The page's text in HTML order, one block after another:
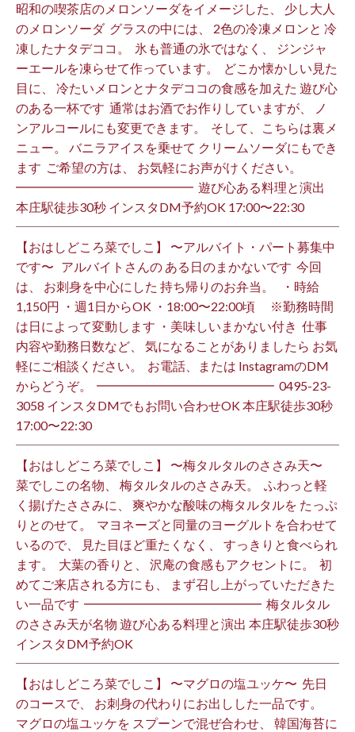
昭和の喫茶店のメロンソーダをイメージした、 少し大人
のメロンソーダ ⁡ グラスの中には、 2色の冷凍メロンと 冷
凍したナタデココ。 ⁡ 氷も普通の氷ではなく、 ジンジャ
ーエールを凍らせて作っています。 ⁡ どこか懐かしい見た
目に、 冷たいメロンとナタデココの食感を加えた 遊び心
のある一杯です ⁡ 通常はお酒でお作りしていますが、 ノ
ンアルコールにも変更できます。 ⁡ そして、こちらは裏メ
ニュー。 バニラアイスを乗せて クリームソーダにもでき
ます ⁡ ご希望の方は、 お気軽にお声がけください。 ⁡
━━━━━━━━━━━━━━ ⁡ 遊び心ある料理と演出
本庄駅徒歩30秒 インスタDM予約OK 17:00〜22:30 ⁡
【おはしどころ菜でしこ】 〜アルバイト・パート募集中
です〜 ⁡ ⁡ アルバイトさんの ある日のまかないです ⁡ 今回
は、 お刺身を中心にした 持ち帰りのお弁当。 ⁡ ⁡ ・時給
1,150円 ・週1日からOK ・18:00〜22:00頃 ※勤務時間
は日によって変動します ・美味しいまかない付き ⁡ 仕事
内容や勤務日数など、 気になることがありましたら お気
軽にご相談ください。 ⁡ お電話、または InstagramのDM
からどうぞ。 ⁡ ━━━━━━━━━━━━━━ ⁡ ️0495-23-
3058 インスタDMでもお問い合わせOK 本庄駅徒歩30秒
17:00〜22:30 ⁡
【おはしどころ菜でしこ】 〜梅タルタルのささみ天〜 ⁡
菜でしこの名物、 梅タルタルのささみ天。 ⁡ ふわっと軽
く揚げたささみに、 爽やかな酸味の梅タルタルを たっぷ
りとのせて。 ⁡ マヨネーズと同量のヨーグルトを合わせて
いるので、 見た目ほど重たくなく、 すっきりと食べられ
ます。 ⁡ 大葉の香りと、 沢庵の食感もアクセントに。 ⁡ 初
めてご来店される方にも、 まず召し上がっていただきた
い一品です️ ⁡ ━━━━━━━━━━━━━━ ⁡ 梅タルタル
のささみ天が名物 遊び心ある料理と演出 本庄駅徒歩30秒
インスタDM予約OK ⁡
【おはしどころ菜でしこ】 〜マグロの塩ユッケ〜 ⁡ 先日
のコースで、 お刺身の代わりにお出しした一品です。 ⁡
マグロの塩ユッケを スプーンで混ぜ合わせ、 韓国海苔に